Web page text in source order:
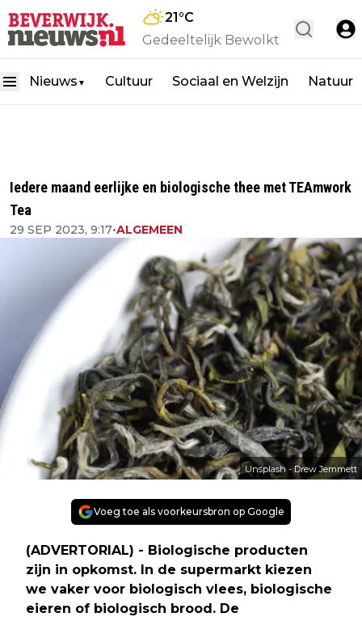
21°C
Gedeeltelijk Bewolkt
Nieuws ▼ Cultuur Sociaal en Welzijn Natuur
Iedere maand eerlijke en biologische thee met TEAmwork
Tea
29 SEP 2023, 9:17•ALGEMEEN
Unsplash - Drew Jemmett
Voeg toe als voorkeursbron op Google
(ADVERTORIAL) - Biologische producten
zijn in opkomst. In de supermarkt kiezen
we vaker voor biologisch vlees, biologische
eieren of biologisch brood. De